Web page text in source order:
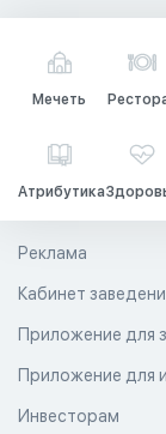
Мечеть
Атрибутика
Реклама
Кабинет
Приложение для
Приложение для
Инвесторам